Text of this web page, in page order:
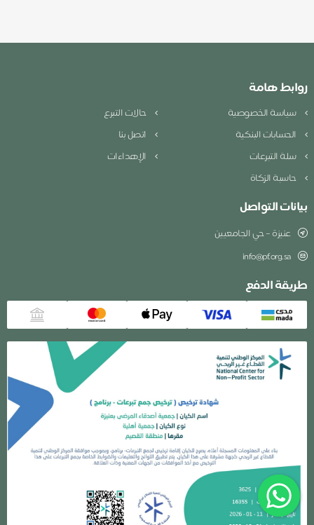
روابط هامة
سياسة الخصوصية
حالات التبرع
الحسابات البنكية
اتصل بنا
سلة التبرعات
الإهداءات
حاسبة الزكاة
بيانات التواصل
عنيزة – حي الجامعيين
info@pf.org.sa
طريقة الدفع